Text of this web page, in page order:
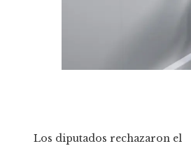
Los diputados rechazaron el